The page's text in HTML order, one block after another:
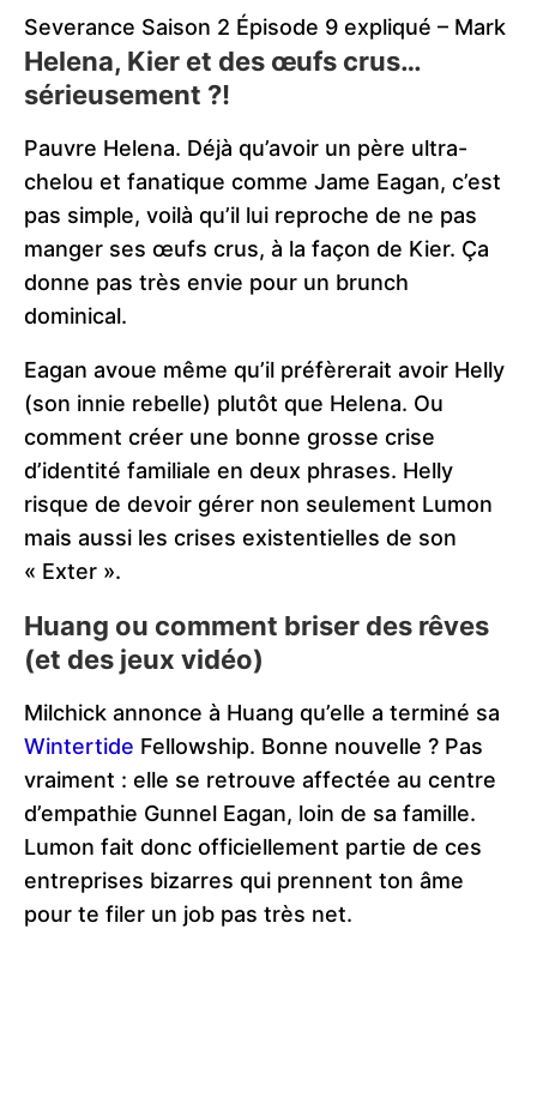
Severance Saison 2 Épisode 9 expliqué – Mark
Helena, Kier et des œufs crus…
sérieusement ?!
Pauvre Helena. Déjà qu’avoir un père ultra-
chelou et fanatique comme Jame Eagan, c’est
pas simple, voilà qu’il lui reproche de ne pas
manger ses œufs crus, à la façon de Kier. Ça
donne pas très envie pour un brunch
dominical.
Eagan avoue même qu’il préfèrerait avoir Helly
(son innie rebelle) plutôt que Helena. Ou
comment créer une bonne grosse crise
d’identité familiale en deux phrases. Helly
risque de devoir gérer non seulement Lumon
mais aussi les crises existentielles de son
« Exter ».
Huang ou comment briser des rêves
(et des jeux vidéo)
Milchick annonce à Huang qu’elle a terminé sa
Wintertide Fellowship. Bonne nouvelle ? Pas
vraiment : elle se retrouve affectée au centre
d’empathie Gunnel Eagan, loin de sa famille.
Lumon fait donc officiellement partie de ces
entreprises bizarres qui prennent ton âme
pour te filer un job pas très net.